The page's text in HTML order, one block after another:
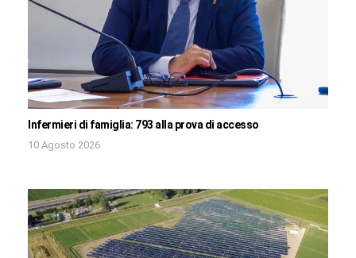
Infermieri di famiglia: 793 alla prova di accesso
10 Agosto 2026